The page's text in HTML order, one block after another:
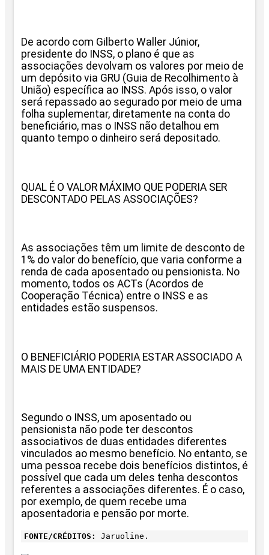
De acordo com Gilberto Waller Júnior,
presidente do INSS, o plano é que as
associações devolvam os valores por meio de
um depósito via GRU (Guia de Recolhimento à
União) específica ao INSS. Após isso, o valor
será repassado ao segurado por meio de uma
folha suplementar, diretamente na conta do
beneficiário, mas o INSS não detalhou em
quanto tempo o dinheiro será depositado.
QUAL É O VALOR MÁXIMO QUE PODERIA SER
DESCONTADO PELAS ASSOCIAÇÕES?
As associações têm um limite de desconto de
1% do valor do benefício, que varia conforme a
renda de cada aposentado ou pensionista. No
momento, todos os ACTs (Acordos de
Cooperação Técnica) entre o INSS e as
entidades estão suspensos.
O BENEFICIÁRIO PODERIA ESTAR ASSOCIADO A
MAIS DE UMA ENTIDADE?
Segundo o INSS, um aposentado ou
pensionista não pode ter descontos
associativos de duas entidades diferentes
vinculados ao mesmo benefício. No entanto, se
uma pessoa recebe dois benefícios distintos, é
possível que cada um deles tenha descontos
referentes a associações diferentes. É o caso,
por exemplo, de quem recebe uma
aposentadoria e pensão por morte.
FONTE/CRÉDITOS: Jaruoline.